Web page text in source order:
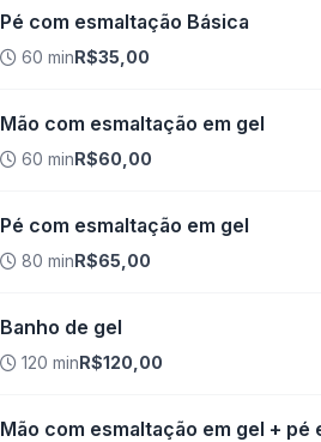
Pé com esmaltação Básica
60 minR$35,00
Mão com esmaltação em gel
60 minR$60,00
Pé com esmaltação em gel
80 minR$65,00
Banho de gel
120 minR$120,00
Mão com esmaltação em gel + pé